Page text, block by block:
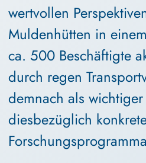
wertvollen
Muldenhütten in
ca. 500 Beschäftigte
durch regen
demnach als
diesbezüglich